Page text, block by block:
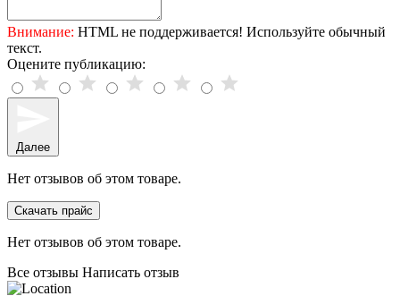
Внимание: HTML не поддерживается! Используйте обычный
текст.
Оцените публикацию:
Далее
Нет отзывов об этом товаре.
Скачать прайс
Нет отзывов об этом товаре.
Все отзывы Написать отзыв